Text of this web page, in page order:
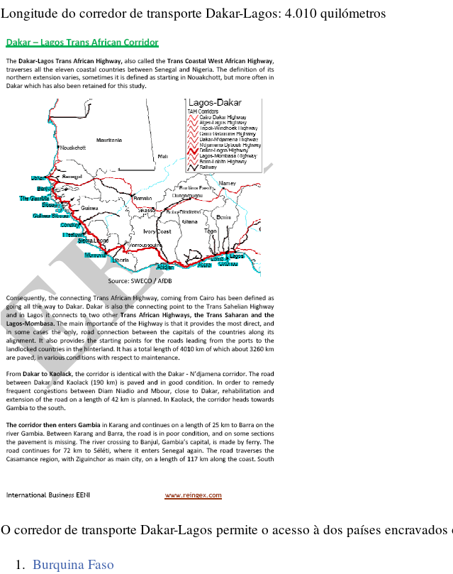
Longitude do corredor de transporte Dakar-Lagos: 4.010 quilómetros
O corredor de transporte Dakar-Lagos permite o acesso à dos países encravados
Burquina Faso